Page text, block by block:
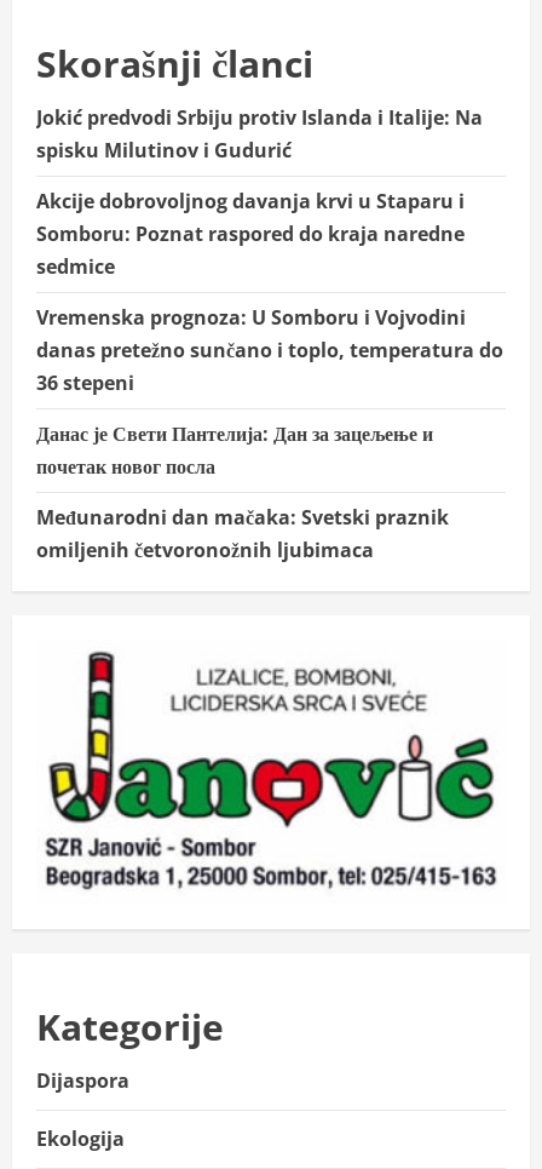
februarskih
‘rođendanaca’
Gradskom
udruženju
penzionera
Sombor
Skorašnji članci
Jokić predvodi Srbiju protiv Islanda i Italije: Na
spisku Milutinov i Gudurić
Akcije dobrovoljnog davanja krvi u Staparu i
Somboru: Poznat raspored do kraja naredne
sedmice
Vremenska prognoza: U Somboru i Vojvodini
danas pretežno sunčano i toplo, temperatura do
36 stepeni
Данас је Свети Пантелија: Дан за зацељење и
почетак новог посла
Međunarodni dan mačaka: Svetski praznik
omiljenih četvoronožnih ljubimaca
Kategorije
Dijaspora
Ekologija